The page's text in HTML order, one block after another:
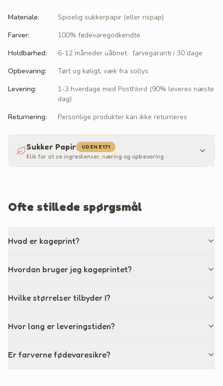
Materiale:
Spiselig sukkerpapir (eller rispap)
Farver:
100% fødevaregodkendte
Holdbarhed:
6-12 måneder uåbnet · farvegaranti i 30 dage
Opbevaring:
Tørt og køligt, væk fra sollys
Levering:
1-3 hverdage med PostNord (90% leveres næste
dag)
Returnering: Personlige produkter kan ikke returneres
Sukker Papir UDEN E171
Klik for at se ingredienser, næring og opbevaring
Ofte stillede spørgsmål
Hvad er kageprint?
Hvordan bruger jeg kageprintet?
Hvilke størrelser tilbyder I?
Hvor lang er leveringstiden?
Er farverne fødevaresikre?